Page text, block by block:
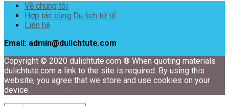
Về chúng tôi
Hợp tác cùng Du lịch tử tế
Liên hệ
Email: admin@dulichtute.com
Copyright © 2020 dulichtute.com ® When quoting materials
dulichtute.com a link to the site is required. By using this
website, you agree that we store and use cookies on your
device.